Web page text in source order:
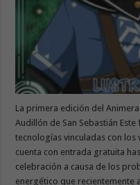
La primera edición del
Audillón de San Sebastián
tecnologías vinculadas con
cuenta con entrada gratuita
celebración a causa de los
energético que recientemente